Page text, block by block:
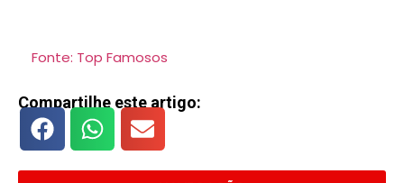
Fonte: Top Famosos
Compartilhe este artigo: